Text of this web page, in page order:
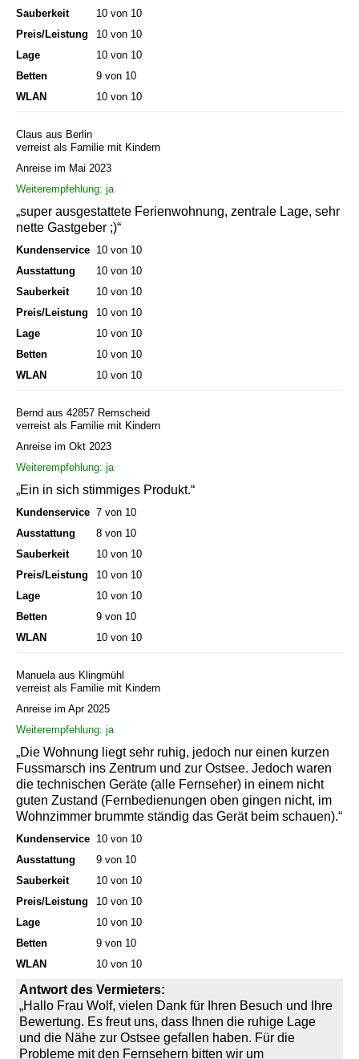
Sauberkeit
10 von 10
Preis/Leistung
10 von 10
Lage
10 von 10
Betten
9 von 10
WLAN
10 von 10
Claus aus Berlin
verreist als Familie mit Kindern
Anreise im Mai 2023
Weiterempfehlung: ja
„super ausgestattete Ferienwohnung, zentrale Lage, sehr
nette Gastgeber ;)“
Kundenservice 10 von 10
Ausstattung
10 von 10
Sauberkeit
10 von 10
Preis/Leistung
10 von 10
Lage
10 von 10
Betten
10 von 10
WLAN
10 von 10
Bernd aus 42857 Remscheid
verreist als Familie mit Kindern
Anreise im Okt 2023
Weiterempfehlung: ja
„Ein in sich stimmiges Produkt.“
Kundenservice 7 von 10
Ausstattung
8 von 10
Sauberkeit
10 von 10
Preis/Leistung
10 von 10
Lage
10 von 10
Betten
9 von 10
WLAN
10 von 10
Manuela aus Klingmühl
verreist als Familie mit Kindern
Anreise im Apr 2025
Weiterempfehlung: ja
„Die Wohnung liegt sehr ruhig, jedoch nur einen kurzen
Fussmarsch ins Zentrum und zur Ostsee. Jedoch waren
die technischen Geräte (alle Fernseher) in einem nicht
guten Zustand (Fernbedienungen oben gingen nicht, im
Wohnzimmer brummte ständig das Gerät beim schauen).“
Kundenservice 10 von 10
Ausstattung
9 von 10
Sauberkeit
10 von 10
Preis/Leistung
10 von 10
Lage
10 von 10
Betten
9 von 10
WLAN
10 von 10
Antwort des Vermieters:
„Hallo Frau Wolf, vielen Dank für Ihren Besuch und Ihre
Bewertung. Es freut uns, dass Ihnen die ruhige Lage
und die Nähe zur Ostsee gefallen haben. Für die
Probleme mit den Fernsehern bitten wir um